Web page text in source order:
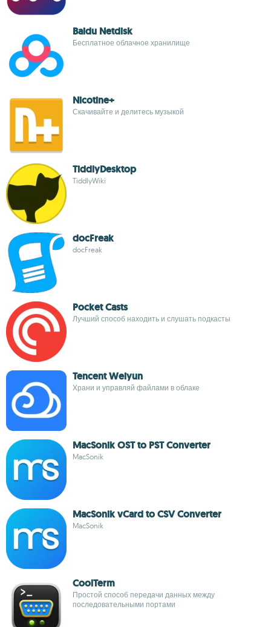
Baidu Netdisk
Бесплатное облачное хранилище
Nicotine+
Скачивайте и делитесь музыкой
TiddlyDesktop
TiddlyWiki
docFreak
docFreak
Pocket Casts
Лучший способ находить и слушать подкасты
Tencent Weiyun
Храни и управляй файлами в облаке
MacSonik OST to PST Converter
MacSonik
MacSonik vCard to CSV Converter
MacSonik
CoolTerm
Простой способ передачи данных между
последовательными портами